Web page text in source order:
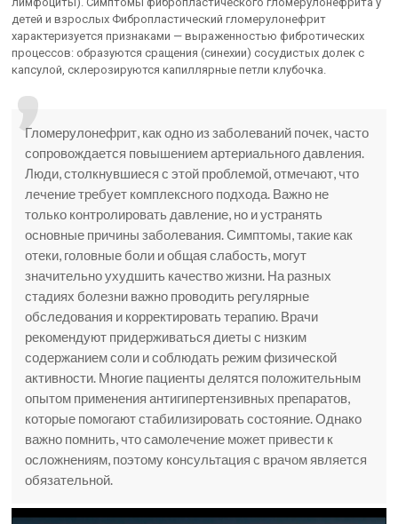
детей и взрослых Фибропластический гломерулонефрит
характеризуется признаками — выраженностью фибротических
процессов: образуются сращения (синехии) сосудистых долек с
капсулой, склерозируются капиллярные петли клубочка.
Гломерулонефрит, как одно из заболеваний почек, часто
сопровождается повышением артериального давления.
Люди, столкнувшиеся с этой проблемой, отмечают, что
лечение требует комплексного подхода. Важно не
только контролировать давление, но и устранять
основные причины заболевания. Симптомы, такие как
отеки, головные боли и общая слабость, могут
значительно ухудшить качество жизни. На разных
стадиях болезни важно проводить регулярные
обследования и корректировать терапию. Врачи
рекомендуют придерживаться диеты с низким
содержанием соли и соблюдать режим физической
активности. Многие пациенты делятся положительным
опытом применения антигипертензивных препаратов,
которые помогают стабилизировать состояние. Однако
важно помнить, что самолечение может привести к
осложнениям, поэтому консультация с врачом является
обязательной.